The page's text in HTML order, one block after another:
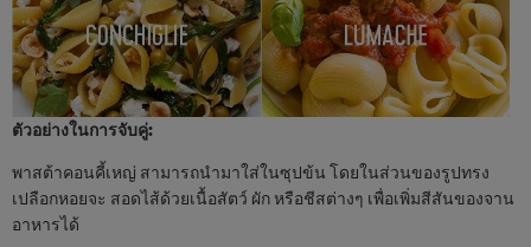
ตัวอย่างในการจับคู่:
พาสต้าคอนคี้เหญ่ สามารถนำมาใส่ในซุปข้น โดยในส่วนของรูปทรง
เปลือกหอยจะ สอดไส้ด้วยเนื้อสัตว์ ผัก หรือชีสต่างๆ เพื่อเพิ่มสีสันของจาน
อาหารได้